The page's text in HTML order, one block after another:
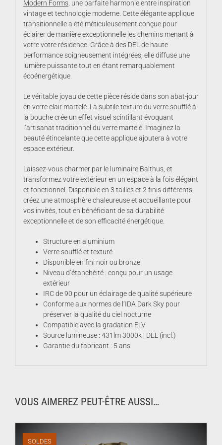
Modern Forms, une parfaite harmonie entre inspiration
vintage et technologie moderne. Cette élégante applique
transitionnelle a été méticuleusement conçue pour
éclairer de manière exceptionnelle les chemins menant à
votre votre résidence. Grâce à des DEL de haute
performance soigneusement intégrées, elle diffuse une
lumière puissante tout en étant remarquablement
écoénergétique.
Le véritable joyau de cette pièce réside dans son abat-jour
en verre clair martelé. La subtile texture du verre soufflé à
la bouche crée un effet visuel scintillant évoquant
l’artisanat traditionnel du verre martelé. Imaginez la
beauté étincelante que cette applique ajoutera à votre
espace extérieur.
Laissez-vous charmer par le luminaire Balthus, et
transformez votre extérieur en un espace à la fois élégant
et fonctionnel. Disponible en 3 tailles et 2 finis différents,
créez une atmosphère chaleureuse et accueillante pour
vos invités, tout en bénéficiant de sa durabilité
exceptionnelle et de son efficacité énergétique.
Structure en aluminium
Verre soufflé et texturé
Disponible en fini noir ou bronze
Niveau d’étanchéité : conçu pour un usage
extérieur
IRC de 90 pour un éclairage de qualité supérieure
Conforme aux normes de l’IDA Dark Sky pour
préserver la qualité du ciel nocturne
Compatible avec la gradation ELV
Source lumineuse : 431lm 3000k | DEL (incl.)
Garantie du fabricant : 5 ans
VOUS AIMEREZ PEUT-ÊTRE AUSSI…
SOLDES